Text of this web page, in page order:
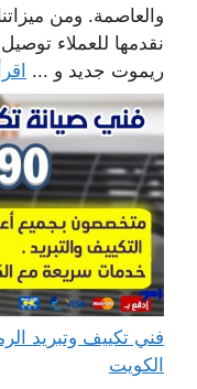
والعاصمة. ومن
نقدمها للعملاء
ريموت جديد و ...
الكويت